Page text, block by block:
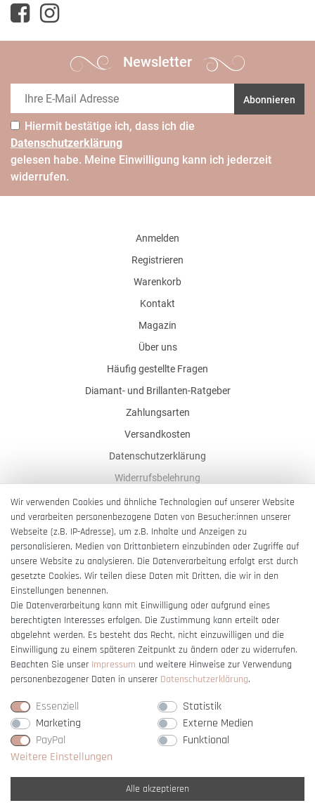
Newsletter
Abonnieren
Hiermit bestätige ich, dass ich die
Daten­schutz­erklärung
gelesen habe. Meine Einwilligung kann ich jederzeit
widerrufen.
Anmelden
Registrieren
Warenkorb
Kontakt
Magazin
Über uns
Häufig gestellte Fragen
Diamant- und Brillanten-Ratgeber
Zahlungsarten
Versandkosten
Datenschutzerklärung
Widerrufsbelehrung
AGB
Impressum
Barrierefreiheitserklärung
Vertrag widerrufen
Wir verwenden Cookies und ähnliche Technologien auf unserer Website
und verarbeiten personenbezogene Daten von Besucher:innen unserer
Webseite (z.B. IP-Adresse), um z.B. Inhalte und Anzeigen zu
personalisieren, Medien von Drittanbietern einzubinden oder Zugriffe auf
unsere Website zu analysieren. Die Datenverarbeitung erfolgt erst durch
gesetzte Cookies. Wir teilen diese Daten mit Dritten, die wir in den
Einstellungen benennen.
Die Datenverarbeitung kann mit Einwilligung oder aufgrund eines
berechtigten Interesses erfolgen. Die Zustimmung kann erteilt oder
abgelehnt werden. Es besteht das Recht, nicht einzuwilligen und die
Einwilligung zu einem späteren Zeitpunkt zu ändern oder zu widerrufen.
Beachten Sie unser Impressum und weitere Hinweise zur Verwendung
personenbezogener Daten in unserer Daten­schutz­erklärung.
Essenziell
Statistik
Marketing
Externe Medien
PayPal
Funktional
Weitere Einstellungen
Alle akzeptieren